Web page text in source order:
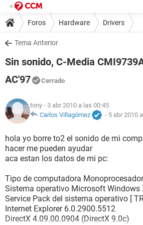
Foros Hardware Drivers
Tema Anterior
Sin sonido, C-Media
AC'97
Cerrado
tony - 3 abr 2010 a las 00:45
Carlos Villagómez
- 5 abr 2010
hola yo borre to2 el sonido de mi
hacer me pueden ayudar
aca estan los datos de mi pc:
Tipo de computadora
Sistema operativo Microsoft Windows
Service Pack del sistema operativo [
Internet Explorer 6.0.2900.5512
DirectX 4.09.00.0904 (DirectX 9.0c)